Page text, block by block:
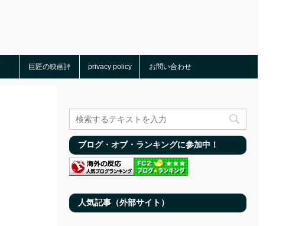
巨匠の映画評 privacy policy お問い合わせ
ブログ・オブ・ランキングに参加中！
人気記事（外部サイト）